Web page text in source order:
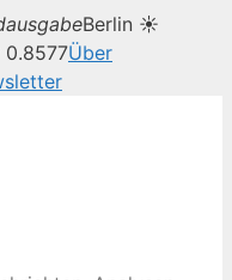
Berlin ☀
0.8577Über